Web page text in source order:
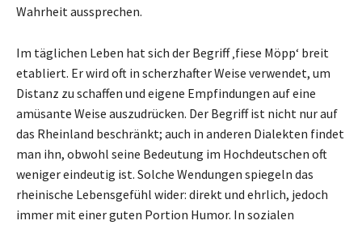
Wahrheit aussprechen.
Im täglichen Leben hat sich der Begriff ‚fiese Möpp‘ breit
etabliert. Er wird oft in scherzhafter Weise verwendet, um
Distanz zu schaffen und eigene Empfindungen auf eine
amüsante Weise auszudrücken. Der Begriff ist nicht nur auf
das Rheinland beschränkt; auch in anderen Dialekten findet
man ihn, obwohl seine Bedeutung im Hochdeutschen oft
weniger eindeutig ist. Solche Wendungen spiegeln das
rheinische Lebensgefühl wider: direkt und ehrlich, jedoch
immer mit einer guten Portion Humor. In sozialen